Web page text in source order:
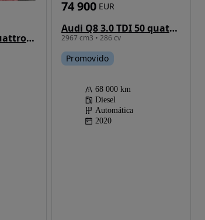
Audi Q5 2.0 TDI quattro Sport S-tronic
Audi Q8 3.0 TDI 50 quattro Tiptronic
2967 cm3 • 286 cv
74 900 EUR
Promovido
68 000 km
Diesel
Automática
2020